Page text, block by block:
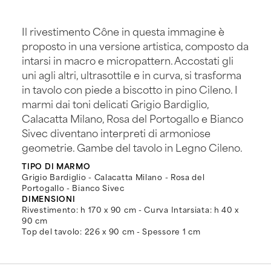
Il rivestimento Cône in questa immagine è
proposto in una versione artistica, composto da
intarsi in macro e micropattern. Accostati gli
uni agli altri, ultrasottile e in curva, si trasforma
in tavolo con piede a biscotto in pino Cileno. I
marmi dai toni delicati Grigio Bardiglio,
Calacatta Milano, Rosa del Portogallo e Bianco
Sivec diventano interpreti di armoniose
geometrie. Gambe del tavolo in Legno Cileno.
TIPO DI MARMO
Grigio Bardiglio - Calacatta Milano - Rosa del
Portogallo - Bianco Sivec
DIMENSIONI
Rivestimento: h 170 x 90 cm - Curva Intarsiata: h 40 x
90 cm
Top del tavolo: 226 x 90 cm - Spessore 1 cm